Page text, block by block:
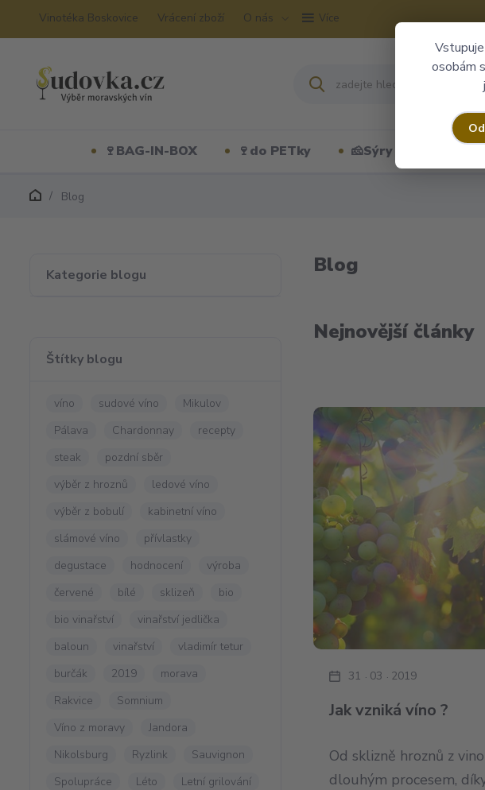
osobám
Vinotéka Boskovice Vrácení zboží O nás Více
🍷BAG-IN-BOX 🍷do PETky 🧀Sýry
Blog
Kategorie blogu
Štítky blogu
víno sudové víno
Mikulov
Pálava
Chardonnay
recepty
steak
pozdní sběr
výběr z hroznů
ledové víno
výběr z bobulí
kabinetní víno
slámové víno
přívlastky
degustace
hodnocení
výroba
červené
bílé sklizeň
bio
bio vinařství
vinařství jedlička
baloun
vinařství
vladimír tetur
burčák
2019
morava
Rakvice
Somnium
Víno z moravy
Jandora
Nikolsburg
Ryzlink
Sauvignon
Spolupráce
Léto
Letní grilování
Blog
Nejnovější články
Jak vzniká víno ?
31 03 2019
Od sklizně hroznů z
dlouhým procesem,